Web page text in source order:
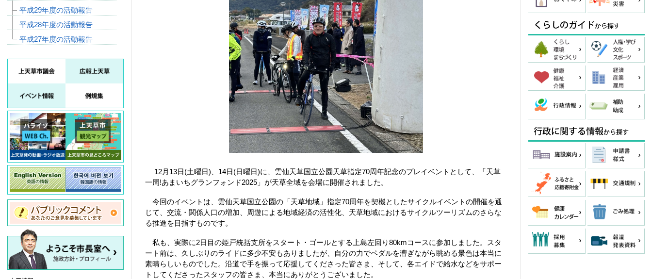
12月13日(土曜日)、14日(日曜日)に、雲仙天草国立公園天草指定70周年記念のプレイベントとして、「天草
一周!あまいちグランフォンド2025」が天草全域を会場に開催されました。
今回のイベントは、雲仙天草国立公園の「天草地域」指定70周年を契機としたサイクルイベントの開催を通
じて、交流・関係人口の増加、周遊による地域経済の活性化、天草地域におけるサイクルツーリズムのさらな
る推進を目指すものです。
私も、実際に2日目の姫戸統括支所をスタート・ゴールとする上島左回り80kmコースに参加しました。スタ
ート前は、久しぶりのライドに多少不安もありましたが、自分の力でペダルを漕ぎながら眺める景色は本当に
素晴らしいものでした。沿道で手を振って応援してくださった皆さま、そして、各エイドで給水などをサポー
トしてくださったスタッフの皆さま、本当にありがとうございました。
平成29年度の活動報告
平成28年度の活動報告
平成27年度の活動報告